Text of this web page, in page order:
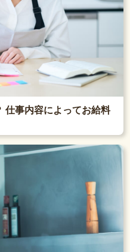
仕事内容によってお給料